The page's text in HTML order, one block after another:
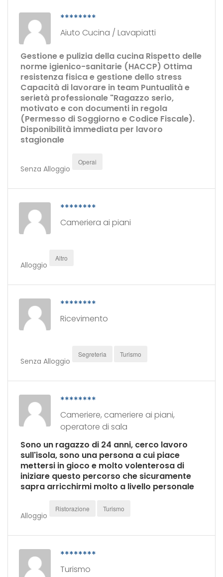
********
Aiuto Cucina / Lavapiatti
Gestione e pulizia della cucina Rispetto delle
norme igienico-sanitarie (HACCP) Ottima
resistenza fisica e gestione dello stress
Capacità di lavorare in team Puntualità e
serietà professionale "Ragazzo serio,
motivato e con documenti in regola
(Permesso di Soggiorno e Codice Fiscale).
Disponibilità immediata per lavoro
stagionale
Senza Alloggio
Operai
********
Cameriera ai piani
Alloggio
Altro
********
Ricevimento
Senza Alloggio
Segreteria Turismo
********
Cameriere, cameriere ai piani,
operatore di sala
Sono un ragazzo di 24 anni, cerco lavoro
sull'isola, sono una persona a cui piace
mettersi in gioco e molto volenterosa di
iniziare questo percorso che sicuramente
sapra arricchirmi molto a livello personale
Alloggio
Ristorazione Turismo
********
Turismo